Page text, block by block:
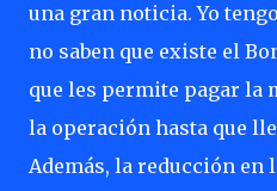
una gran noticia. Yo
no saben que existe el
que les permite pagar la
la operación hasta que
Además, la reducción